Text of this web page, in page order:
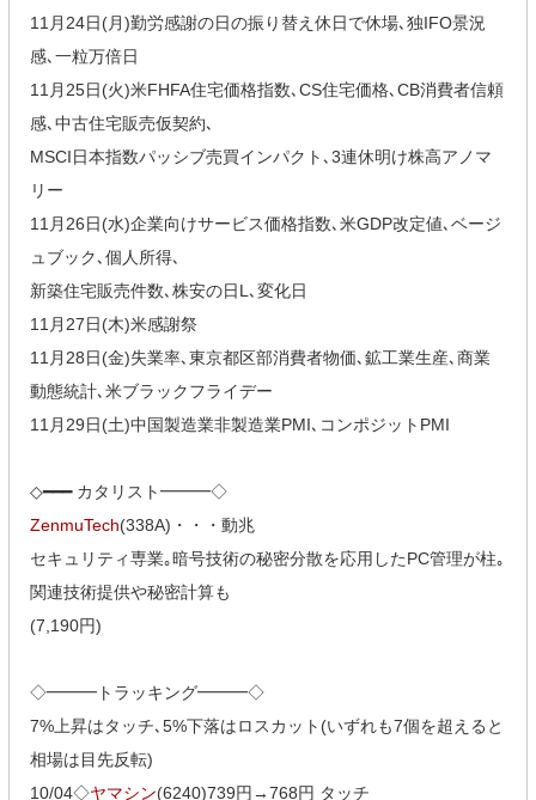
11月24日(月)勤労感謝の日の振り替え休日で休場､独IFO景況
感､一粒万倍日
11月25日(火)米FHFA住宅価格指数､CS住宅価格､CB消費者信頼
感､中古住宅販売仮契約､
MSCI日本指数パッシブ売買インパクト､3連休明け株高アノマ
リー
11月26日(水)企業向けサービス価格指数､米GDP改定値､ベージ
ュブック､個人所得､
新築住宅販売件数､株安の日L､変化日
11月27日(木)米感謝祭
11月28日(金)失業率､東京都区部消費者物価､鉱工業生産､商業
動態統計､米ブラックフライデー
11月29日(土)中国製造業非製造業PMI､コンポジットPMI
◇━━━ カタリスト━━━◇
ZenmuTech(338A)・・・動兆
セキュリティ専業｡暗号技術の秘密分散を応用したPC管理が柱｡
関連技術提供や秘密計算も
(7,190円)
◇━━━トラッキング━━━◇
7%上昇はタッチ､5%下落はロスカット(いずれも7個を超えると
相場は目先反転)
10/04◇ヤマシン(6240)739円→768円 タッチ